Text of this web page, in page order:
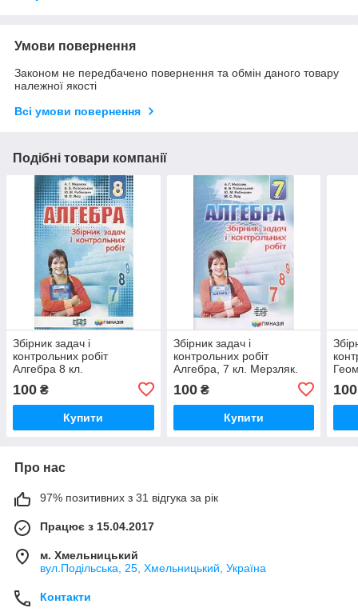
Умови повернення
Законом не передбачено повернення та обмін даного товару
належної якості
Всі умови повернення
Подібні товари компанії
Збірник задач і
контрольних робіт
Алгебра 8 кл.
100 ₴
Купити
Збірник задач і
контрольних робіт
Алгебра, 7 кл. Мерзляк.
100₴
Купити
100
Про нас
97% позитивних з 31 відгука за рік
Працює з 15.04.2017
м. Хмельницький
вул.Подільська, 25, Хмельницький, Україна
Контакти